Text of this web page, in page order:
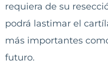
requiera de su
podrá lastimar el
más importantes
futuro.